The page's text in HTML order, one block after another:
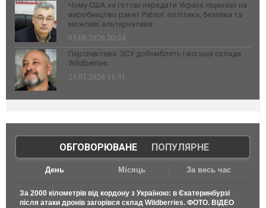
Чому США не готові передати Україні ліцензію на
виробництво ракет Patriot: політика, безпека та
можливі альтернативи
03.08.2026 20:24
Перспектива: ЗСУ добомблять і всі інші склади
Wildberries
23.07.2026 11:31
ОБГОВОРЮВАНЕ| ПОПУЛЯРНЕ
День Місяць За весь час
За 2000 кілометрів від кордону з Україною: в Єкатеринбурзі
після атаки дронів загорівся склад Wildberries. ФОТО. ВІДЕО